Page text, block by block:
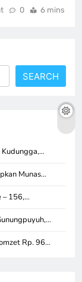
0 6 mins
SEARCH
Munas…
– 156,…
Rp. 96…